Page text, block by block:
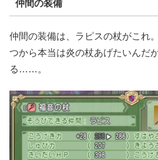
仲間の装備
仲間の装備は、ラピスの杖がこれ
つから本当は炎の杖あげたいんだ
る……。